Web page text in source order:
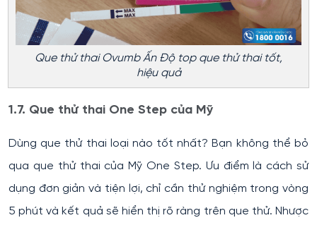
Que thử thai Ovumb Ấn Độ top que thử thai tốt,
hiệu quả
1.7. Que thử thai One Step của Mỹ
Dùng que thử thai loại nào tốt nhất? Bạn không thể bỏ
qua que thử thai của Mỹ One Step. Ưu điểm là cách sử
dụng đơn giản và tiện lợi, chỉ cần thử nghiệm trong vòng
5 phút và kết quả sẽ hiển thị rõ ràng trên que thử. Nhược